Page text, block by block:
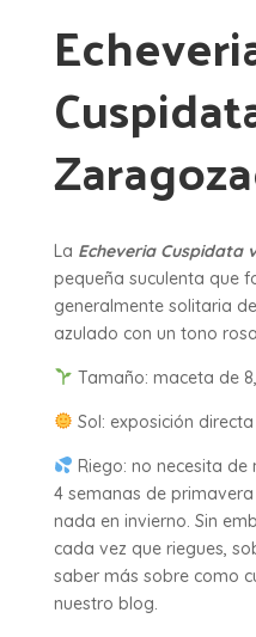
La Echeveria Cuspidata
pequeña suculenta que
generalmente solitaria
azulado con un tono
Tamaño: maceta de
Sol: exposición
Riego: no necesita
4 semanas de
nada en invierno. Sin
cada vez que riegues,
saber más sobre como
nuestro blog.